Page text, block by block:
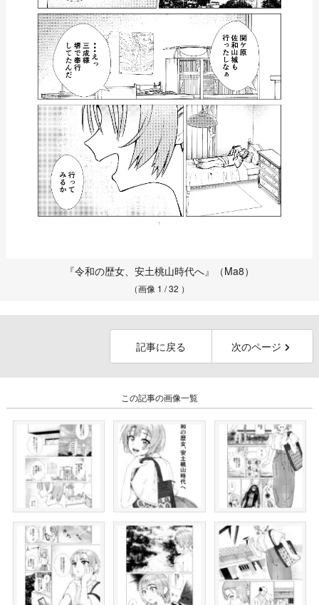
『令和の歴女、安土桃山時代へ』（Ma8）
（画像 1 / 32 ）
記事に戻る 次のページ
この記事の画像一覧